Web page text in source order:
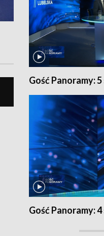
Gość Panoramy:
Gość Panoramy: